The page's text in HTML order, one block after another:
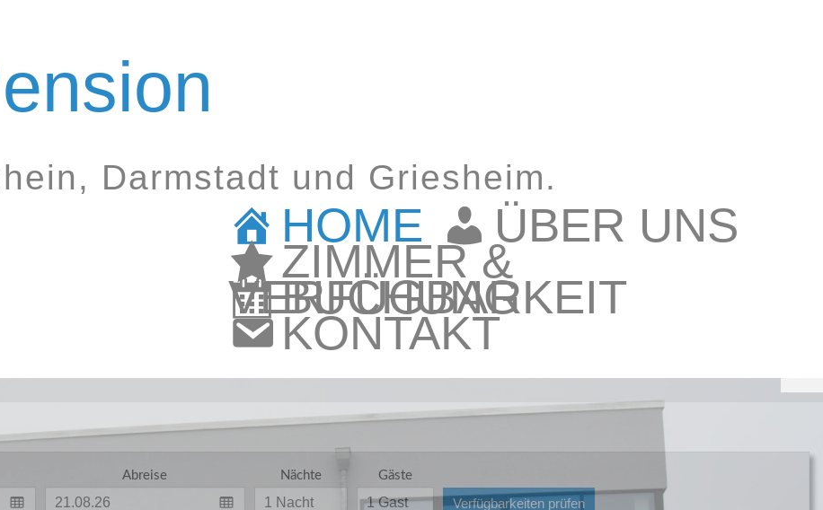
Darmstadt und Griesheim.
HOME ÜBER UNS
ZIMMER &
VERFÜGBARKEIT
BUCHUNG
KONTAKT
Abreise Nächte Gäste
Verfügbarkeiten prüfen